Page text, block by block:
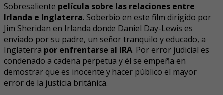
Sobresaliente película sobre las relaciones entre
Irlanda e Inglaterra. Soberbio en este film dirigido por
Jim Sheridan en Irlanda donde Daniel Day-Lewis es
enviado por su padre, un señor tranquilo y educado, a
Inglaterra por enfrentarse al IRA. Por error judicial es
condenado a cadena perpetua y él se empeña en
demostrar que es inocente y hacer público el mayor
error de la justicia británica.